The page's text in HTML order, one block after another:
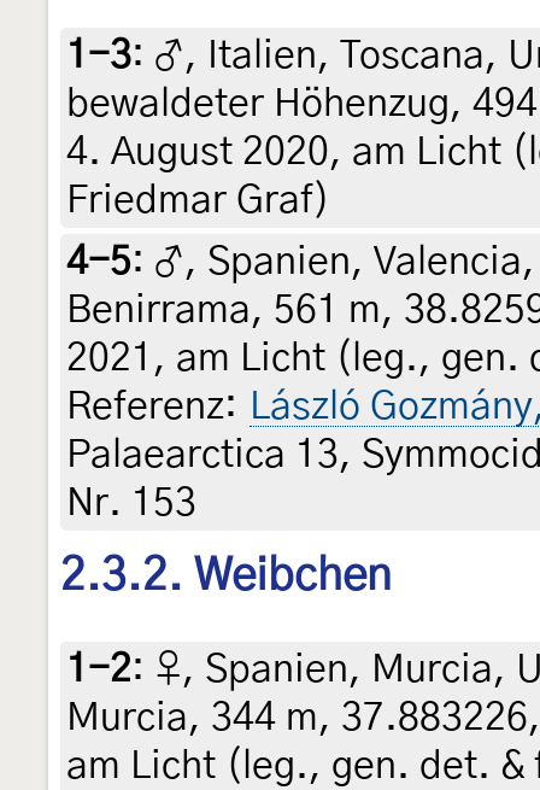
1-3: ♂, Italien, Toscana,
bewaldeter Höhenzug,
4. August 2020, am Licht
Friedmar Graf)
4-5: ♂, Spanien,
Benirrama, 561 m,
2021, am Licht (leg.,
Referenz: László
Palaearctica 13,
Nr. 153
2.3.2. Weibchen
1-2: ♀, Spanien, Murcia,
Murcia, 344 m,
am Licht (leg., gen. det.